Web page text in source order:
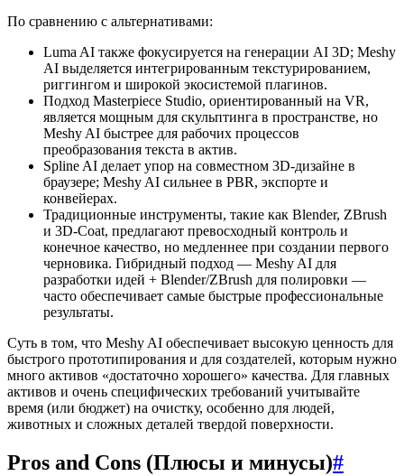
По сравнению с альтернативами:
Luma AI также фокусируется на генерации AI 3D; Meshy
AI выделяется интегрированным текстурированием,
риггингом и широкой экосистемой плагинов.
Подход Masterpiece Studio, ориентированный на VR,
является мощным для скульптинга в пространстве, но
Meshy AI быстрее для рабочих процессов
преобразования текста в актив.
Spline AI делает упор на совместном 3D-дизайне в
браузере; Meshy AI сильнее в PBR, экспорте и
конвейерах.
Традиционные инструменты, такие как Blender, ZBrush
и 3D-Coat, предлагают превосходный контроль и
конечное качество, но медленнее при создании первого
черновика. Гибридный подход — Meshy AI для
разработки идей + Blender/ZBrush для полировки —
часто обеспечивает самые быстрые профессиональные
результаты.
Суть в том, что Meshy AI обеспечивает высокую ценность для
быстрого прототипирования и для создателей, которым нужно
много активов «достаточно хорошего» качества. Для главных
активов и очень специфических требований учитывайте
время (или бюджет) на очистку, особенно для людей,
животных и сложных деталей твердой поверхности.
Pros and Cons (Плюсы и минусы)#